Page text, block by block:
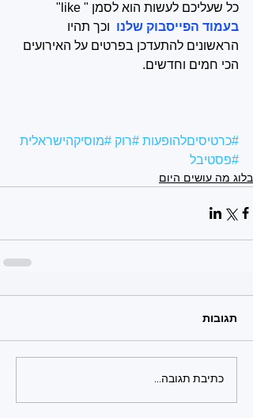
כל שעליכם לעשות הוא לסמן " like"
בעמוד הפייסבוק שלנו וכך תהיו
הראשונים להתעדכן בפרטים על האירועים
הכי חמים וחדשים.
#כרטיסיםלהופעות #רוק #מוסיקהישראלית
#פסטיבל
בלוג מה עושים היום
תגובות
כתיבת תגובה...